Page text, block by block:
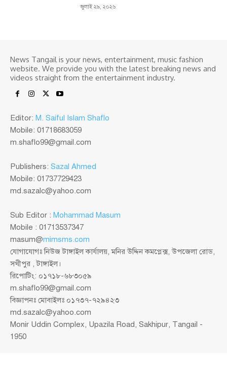
জুলাই ২৯, ২০২৬
News Tangail is your news, entertainment, music fashion
website. We provide you with the latest breaking news and
videos straight from the entertainment industry.
Editor: M. Saiful Islam Shaflo
Mobile: 01718683059
m.shaflo99@gmail.com
Publishers: Sazal Ahmed
Mobile: 01737729423
md.sazalc@yahoo.com
Sub Editor : Mohammad Masum
Mobile : 01713537347
masum@mimsms.com
যোগাযোগঃ নিউজ টাঙ্গাইল কার্যালয়, মনির উদ্দিন কমপ্লেক্স, উপজেলা রোড,
সখীপুর , টাঙ্গাইল।
রিপোটিং: ০১৭১৮-৬৮৩০৫৯
m.shaflo99@gmail.com
বিজ্ঞাপনঃ মোবাইলঃ ০১৭৩৭-৭২৯৪২৩
md.sazalc@yahoo.com
Monir Uddin Complex, Upazila Road, Sakhipur, Tangail -
1950